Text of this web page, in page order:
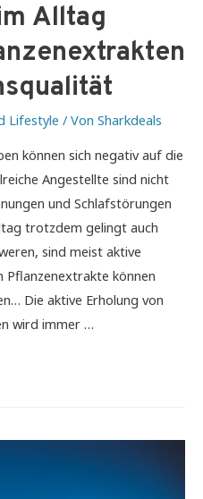
Alltag
Lifestyle / Von Sharkdeals
können sich negativ auf die
Angestellte sind nicht
und Schlafstörungen
trotzdem gelingt auch
sind meist aktive
Pflanzenextrakte können
Die aktive Erholung von
wird immer …